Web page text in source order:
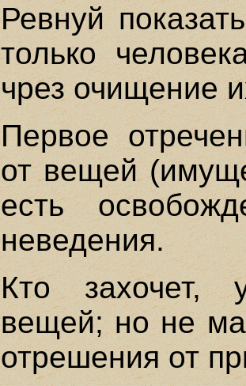
Ревнуй
только
чрез очищение
Первое
от вещей
есть
неведения.
Кто захочет,
вещей; но не
отрешения от